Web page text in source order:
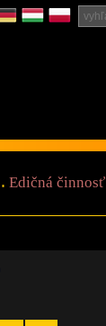
Edičná činnosť